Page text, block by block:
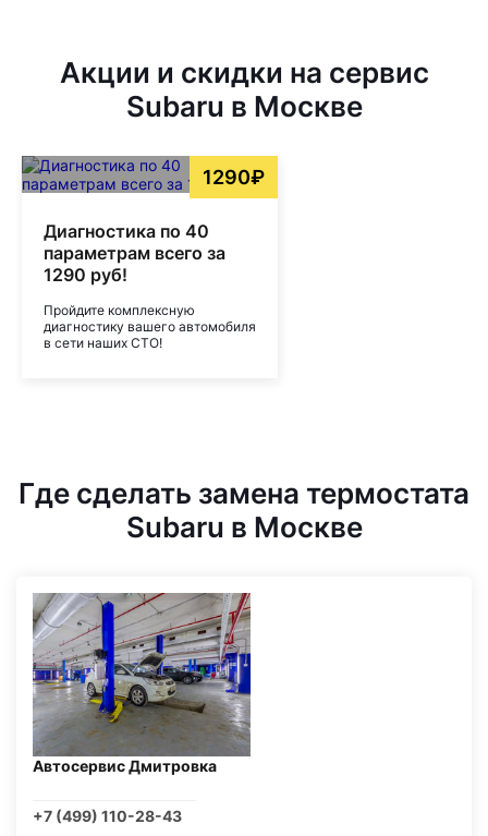
Акции и скидки на сервис
Subaru в Москве
1290₽
Диагностика по 40
параметрам всего за
1290 руб!
Пройдите комплексную
диагностику вашего автомобиля
в сети наших СТО!
Где сделать замена термостата
Subaru в Москве
Автосервис Дмитровка
+7 (499) 110-28-43